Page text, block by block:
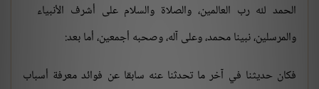
الحمد لله رب العالمين، والصلاة والسلام على أشرف الأنبياء
والمرسلين، نبينا محمد، وعلى آله، وصحبه أجمعين، أما بعد:
فكان حديثنا في آخر ما تحدثنا عنه سابقا عن فوائد معرفة أسباب